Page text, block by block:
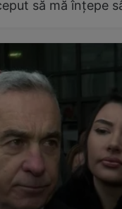
să mă înțepe